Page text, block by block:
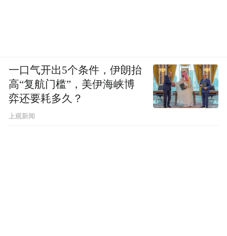
一口气开出5个条件，伊朗抬
高“复航门槛”，美伊海峡博
弈还要耗多久？
上观新闻